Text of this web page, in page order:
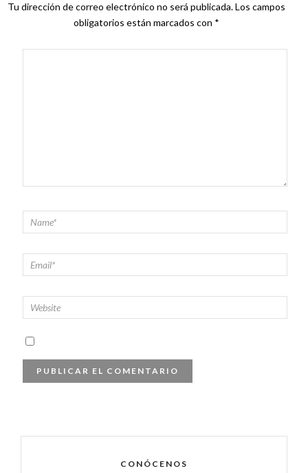
Tu dirección de correo electrónico no será publicada.Los campos
obligatorios están marcados con *
CONÓCENOS